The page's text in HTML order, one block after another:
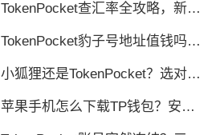
TokenPocket查汇率全攻略，新手一看就会
TokenPocket豹子号地址值钱吗？新手看完这篇就懂了
小狐狸还是TokenPocket？选对钱包很重要
苹果手机怎么下载TP钱包？安装教程来了